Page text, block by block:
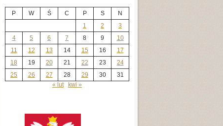
P W Ś C P S
N
1
2
3
4
5 6 7 8 9
10
11
12 13 14 15 16
17
18
19 20 21 22 23
24
25
26 27 28 29 30
31
« lut
kwi »